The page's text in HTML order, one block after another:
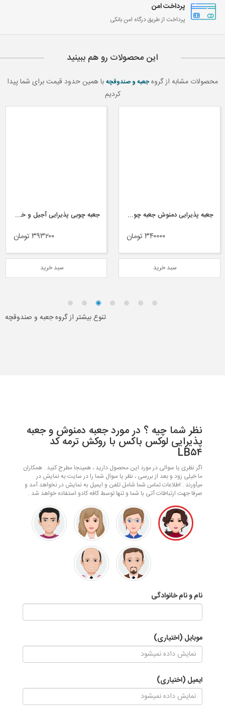
پرداخت امن
پرداخت از طریق درگاه امن بانکی
این محصولات رو هم ببینید
محصولات مشابه از گروه جعبه و صندوقچه با همین حدود قیمت برای شما پیدا
کردیم
جعبه پذیرایی دمنوش جعبه چوبی لوکس باکس کد LB۳۲۳-۱
۳۴۰۰۰۰ تومان
سبد خرید
جعبه چوبی پذیرایی آجیل و خشکبار و دمنوش لوکس باکس کد LB ۲۸ - ۱۱
۳۹۳۲۰۰ تومان
سبد خرید
تنوع بیشتر از گروه جعبه و صندوقچه
نظر شما چیه ؟ در مورد جعبه دمنوش و جعبه
پذیرایی لوکس باکس با روکش ترمه کد
LB۵۴
اگر نظری یا سوالی در مورد این محصول دارید ، همینجا مطرح کنید . همکاران
ما خیلی زود و بعد از بررسی ، نظر یا سوال شما را در سایت به نمایش در
میآورند . اطلاعات تماس شما شامل تلفن و ایمیل به نمایش در نخواهد آمد و
صرفا جهت ارتباطات آتی با شما و تنها توسط کافه کادو استفاده خواهد شد .
نام و نام خانوادگی
موبایل (اختیاری)
ایمیل (اختیاری)